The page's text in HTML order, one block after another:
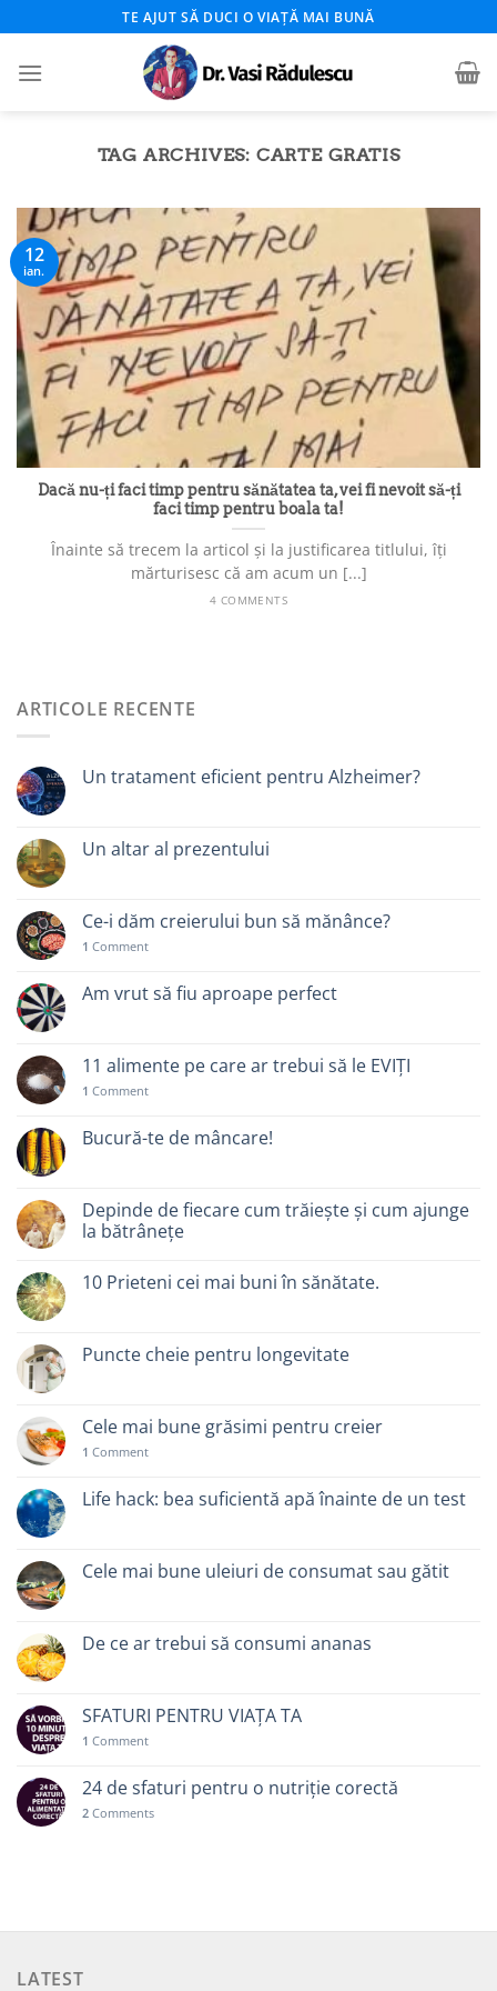
to
content
TE AJUT SĂ DUCI O VIAȚĂ MAI BUNĂ
TAG ARCHIVES: CARTE GRATIS
Dacă nu-ți faci timp pentru sănătatea ta, vei fi nevoit să-ți
faci timp pentru boala ta!
Înainte să trecem la articol și la justificarea titlului, îți
mărturisesc că am acum un [...]
4 COMMENTS
12
ian.
ARTICOLE RECENTE
Un tratament eficient pentru Alzheimer?
Un altar al prezentului
Ce-i dăm creierului bun să mănânce?
1 Comment
Am vrut să fiu aproape perfect
11 alimente pe care ar trebui să le EVIȚI
1 Comment
Bucură-te de mâncare!
Depinde de fiecare cum trăiește și cum ajunge
la bătrânețe
10 Prieteni cei mai buni în sănătate.
Puncte cheie pentru longevitate
Cele mai bune grăsimi pentru creier
1 Comment
Life hack: bea suficientă apă înainte de un test
Cele mai bune uleiuri de consumat sau gătit
De ce ar trebui să consumi ananas
SFATURI PENTRU VIAȚA TA
1 Comment
24 de sfaturi pentru o nutriție corectă
2 Comments
LATEST